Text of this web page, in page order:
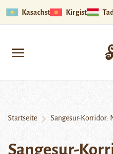
Kasachstan Kirgistan
Startseite Sangesur-Korridor:
Sangesur-